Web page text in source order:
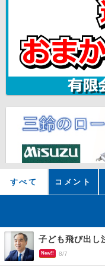
すべて コメント
子ども飛び出
New!! 8/7